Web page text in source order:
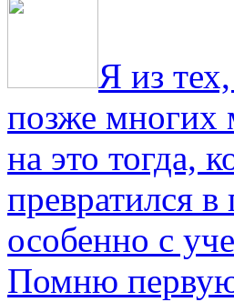
Я из
позже многих
на это тогда,
превратился
особенно с
Помню